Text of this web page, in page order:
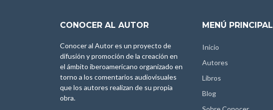
CONOCER AL AUTOR
Conocer al Autor es un proyecto de
difusión y promoción de la creación en
el ámbito iberoamericano organizado en
torno a los comentarios audiovisuales
que los autores realizan de su propia
obra.
MENÚ PRINCIPAL
Inicio
Autores
Libros
Blog